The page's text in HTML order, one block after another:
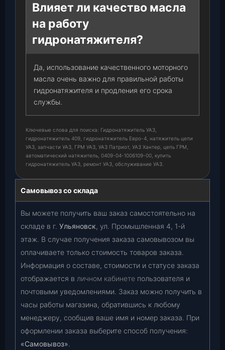
Влияет ли качество масла
на работу
гидронатяжителя?
Да, использование качественного моторного
масла очень важно для правильной работы
гидронатяжителя и продления его срока
службы.
Ключевые слова для поиска: Гидронатяжитель УАЗ,
гидронатяжитель 409, гидронатяжитель Евро-4, натяжитель цепи
УАЗ, запчасти УАЗ, ГРМ УАЗ, УАЗ Патриот, УАЗ Хантер, цепь ГРМ,
автоматический натяжитель, 0409-04-1006109-00, купить
гидронатяжитель УАЗ, ремонт УАЗ, обслуживание УАЗ.
Самовывоз со склада
Вы можете получить ваш заказ самостоятельно на
складе в г. Ульяновск, ул. Промышленная 4, 1-й
этаж. В случае получения заказа самовывозом вы
оплачиваете только стоимость товаров заказа.
Информация о составе, стоимости и статусе заказа
отображается в личном кабинете пользователя и
почтовыми уведомлениями. Заказ можно получить в
часы работы магазина, обратившись к любому
менеджеру, сообщив ваше имя и номер заказа. При
оформлении заказа выберите способ получения:
«Самовывоз».